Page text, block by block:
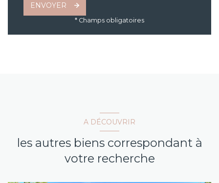
ENVOYER
* Champs obligatoires
A DÉCOUVRIR
les autres biens correspondant à
votre recherche